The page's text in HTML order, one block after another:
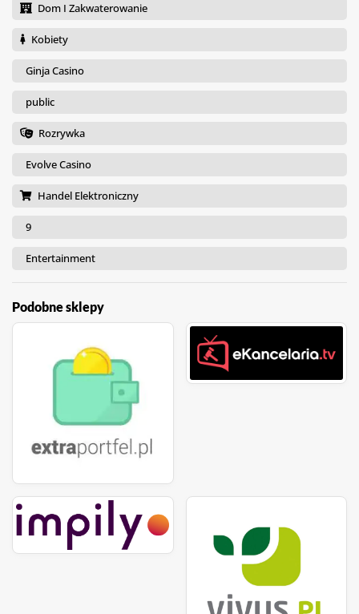
Dom I Zakwaterowanie
Kobiety
Ginja Casino
public
Rozrywka
Evolve Casino
Handel Elektroniczny
9
Entertainment
Podobne sklepy